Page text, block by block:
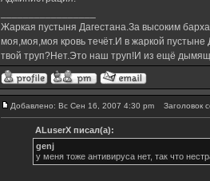
Жаркая пустыня Дагестана.За высоким
моя,моя,моя кровь течёт.И в жаркой
твой труп?Нет.Это наш труп!И из ещё
Добавлено: Вс Сен 16, 2007 4:30 pm Заголовок
ALuserX писал(а):
genj
у меня тоже антивируса нет, так что